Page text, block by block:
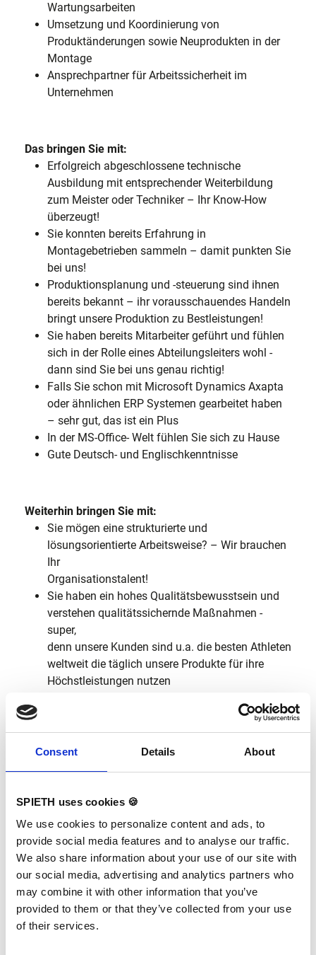
Consent Details About
SPIETH uses cookies 🍪
We use cookies to personalize content and ads, to
provide social media features and to analyse our traffic.
We also share information about your use of our site with
our social media, advertising and analytics partners who
may combine it with other information that you’ve
provided to them or that they’ve collected from your use
of their services.
Wartungsarbeiten
Umsetzung und Koordinierung von
Produktänderungen sowie Neuprodukten in der
Montage
Ansprechpartner für Arbeitssicherheit im
Unternehmen
Das bringen Sie mit:
Erfolgreich abgeschlossene technische
Ausbildung mit entsprechender Weiterbildung
zum Meister oder Techniker – Ihr Know-How
überzeugt!
Sie konnten bereits Erfahrung in
Montagebetrieben sammeln – damit punkten Sie
bei uns!
Produktionsplanung und -steuerung sind ihnen
bereits bekannt – ihr vorausschauendes Handeln
bringt unsere Produktion zu Bestleistungen!
Sie haben bereits Mitarbeiter geführt und fühlen
sich in der Rolle eines Abteilungsleiters wohl -
dann sind Sie bei uns genau richtig!
Falls Sie schon mit Microsoft Dynamics Axapta
oder ähnlichen ERP Systemen gearbeitet haben
– sehr gut, das ist ein Plus
In der MS-Office- Welt fühlen Sie sich zu Hause
Gute Deutsch- und Englischkenntnisse
Weiterhin bringen Sie mit:
Sie mögen eine strukturierte und
lösungsorientierte Arbeitsweise? – Wir brauchen
Ihr
Organisationstalent!
Sie haben ein hohes Qualitätsbewusstsein und
verstehen qualitätssichernde Maßnahmen -
super,
denn unsere Kunden sind u.a. die besten Athleten
weltweit die täglich unsere Produkte für ihre
Höchstleistungen nutzen
Arbeit im Team – als Sportgerätehersteller leben
wir täglich sportlichen Teamgeist!
Sie interessieren sich allgemein für das
Verständnis unseres Geschäftsmodells, ist aber
kein Muss für die Tätigkeit
Das haben wir in petto für Sie:
Ein offenes Team, das jeden Tag mit
Leidenschaft dabei ist – wie Sie!
Arbeiten in einem internationalen Umfeld mit